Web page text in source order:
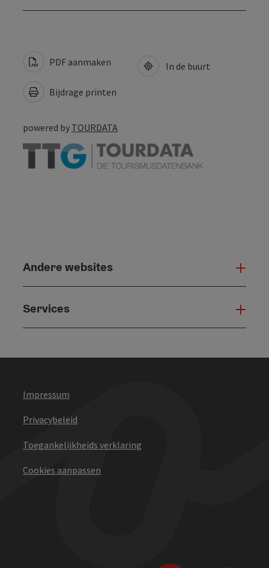
PDF aanmaken
Bijdrage printen
In de buurt
powered by TOURDATA
Andere websites
Services
Impressum
Privacybeleid
Toegankelijkheids verklaring
Cookies aanpassen